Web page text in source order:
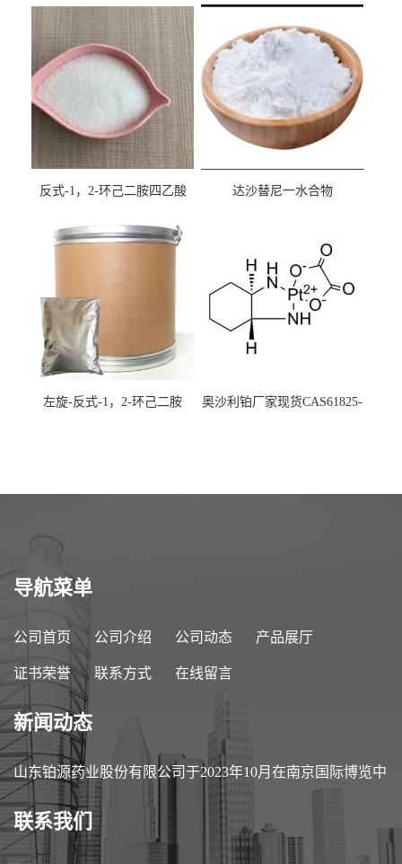
反式-1，2-环己二胺四乙酸
达沙替尼一水合物
左旋-反式-1，2-环己二胺
奥沙利铂厂家现货CAS61825-
导航菜单
公司首页 公司介绍 公司动态 产品展厅
证书荣誉 联系方式 在线留言
新闻动态
山东铂源药业股份有限公司于2023年10月在南京国际博览中
心参加第89届中国医药原料药/中间体/包装/设备交易会
（API China）
联系我们